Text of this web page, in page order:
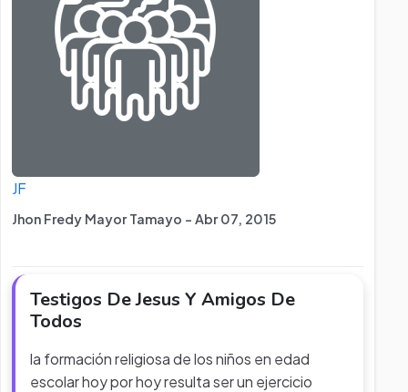
JF
Jhon Fredy Mayor Tamayo - Abr 07, 2015
Testigos De Jesus Y Amigos De
Todos
la formación religiosa de los niños en edad
escolar hoy por hoy resulta ser un ejercicio